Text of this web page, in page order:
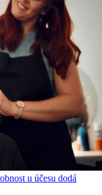
u účesu dodá